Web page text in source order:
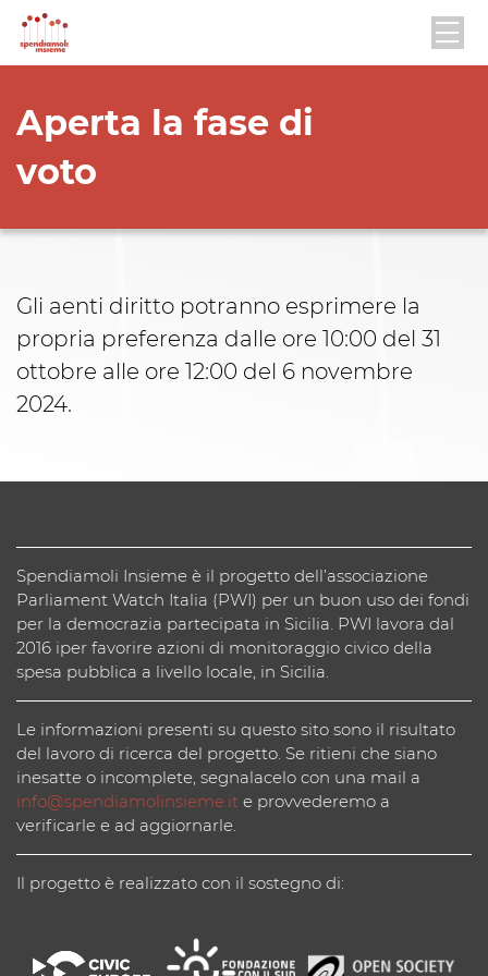
Aperta la fase di
voto
Gli aenti diritto potranno esprimere la
propria preferenza dalle ore 10:00 del 31
ottobre alle ore 12:00 del 6 novembre
2024.
Spendiamoli Insieme è il progetto dell’associazione
Parliament Watch Italia (PWI) per un buon uso dei fondi
per la democrazia partecipata in Sicilia. PWI lavora dal
2016 iper favorire azioni di monitoraggio civico della
spesa pubblica a livello locale, in Sicilia.
Le informazioni presenti su questo sito sono il risultato
del lavoro di ricerca del progetto. Se ritieni che siano
inesatte o incomplete, segnalacelo con una mail a
info@spendiamolinsieme.it e provvederemo a
verificarle e ad aggiornarle.
Il progetto è realizzato con il sostegno di: